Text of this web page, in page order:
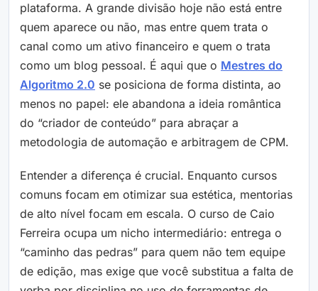
plataforma. A grande divisão hoje não está entre
quem aparece ou não, mas entre quem trata o
canal como um ativo financeiro e quem o trata
como um blog pessoal. É aqui que o Mestres do
Algoritmo 2.0 se posiciona de forma distinta, ao
menos no papel: ele abandona a ideia romântica
do “criador de conteúdo” para abraçar a
metodologia de automação e arbitragem de CPM.
Entender a diferença é crucial. Enquanto cursos
comuns focam em otimizar sua estética, mentorias
de alto nível focam em escala. O curso de Caio
Ferreira ocupa um nicho intermediário: entrega o
“caminho das pedras” para quem não tem equipe
de edição, mas exige que você substitua a falta de